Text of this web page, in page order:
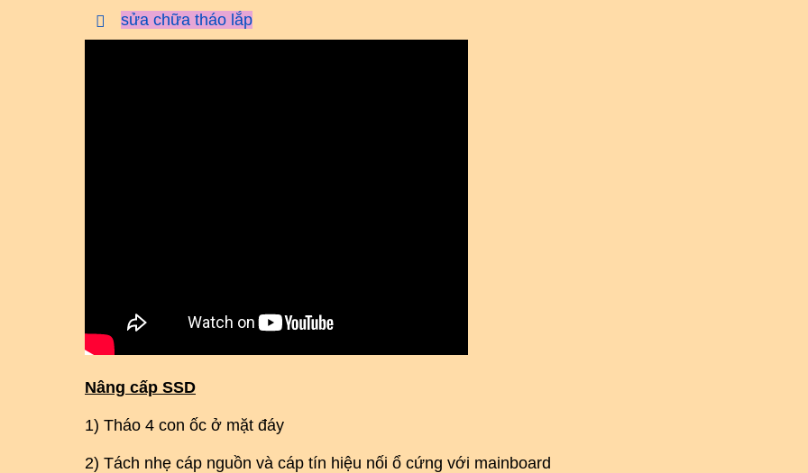
sửa chữa tháo lắp
Nâng cấp SSD
1) Tháo 4 con ốc ở mặt đáy
2) Tách nhẹ cáp nguồn và cáp tín hiệu nối ổ cứng với mainboard